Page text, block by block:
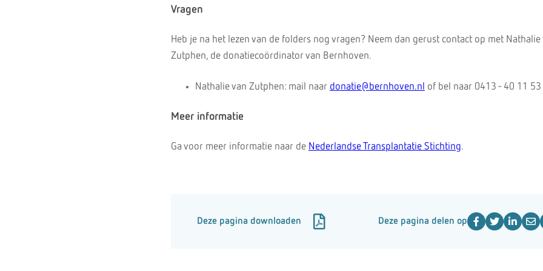
Vragen
Heb je na het lezen van de folders nog vragen? Neem dan gerust contact op met Nathalie
Zutphen, de donatiecoördinator van Bernhoven.
Nathalie van Zutphen: mail naar donatie@bernhoven.nl of bel naar 0413 - 40 11 53
Meer informatie
Ga voor meer informatie naar de Nederlandse Transplantatie Stichting.
Deze pagina downloaden Deze pagina delen op